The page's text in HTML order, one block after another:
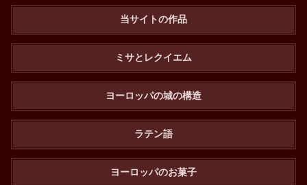
当サイトの作品
ミサとレクイエム
ヨーロッパの城の構造
ラテン語
ヨーロッパのお菓子